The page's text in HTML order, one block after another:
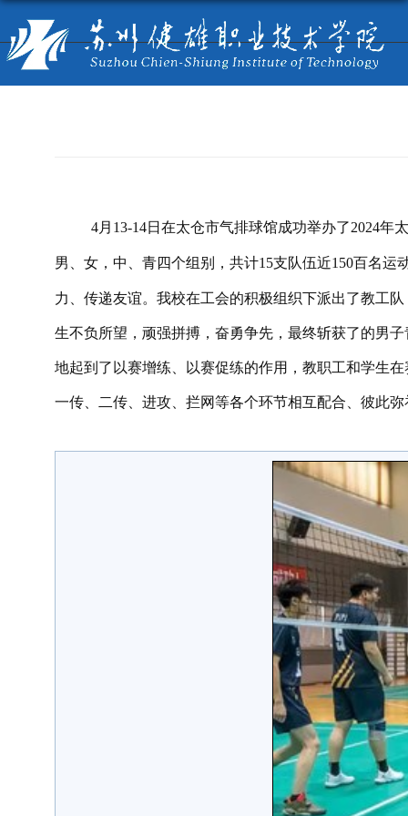
4月 13-14日在太仓市气排球馆成功举办了2024年
男、女，中、青四个组别，共计15支队伍近150百名运
力、传递友谊。 我校在工会的积极组织下派出了教工
生不负所望，顽强拼搏，奋勇争先，最终斩获了的男
地起到了以赛增练、以赛促练的作用，教职工和学生
一传、二传、进攻、拦网等各个环节相互配合、彼此